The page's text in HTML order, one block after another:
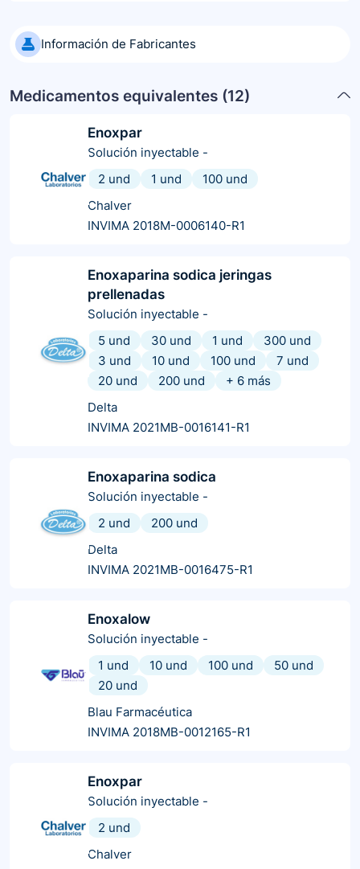
Información de Fabricantes
Medicamentos equivalentes (12)
Enoxpar
Solución inyectable -
2 und
1 und
100 und
Chalver
INVIMA 2018M-0006140-R1
Enoxaparina sodica jeringas
prellenadas
Solución inyectable -
5 und
30 und 1 und
300 und
3 und
10 und 100 und
7 und
20 und
200 und + 6 más
Delta
INVIMA 2021MB-0016141-R1
Enoxaparina sodica
Solución inyectable -
2 und
200 und
Delta
INVIMA 2021MB-0016475-R1
Enoxalow
Solución inyectable -
1 und
10 und 100 und
50 und
20 und
Blau Farmacéutica
INVIMA 2018MB-0012165-R1
Enoxpar
Solución inyectable -
2 und
Chalver